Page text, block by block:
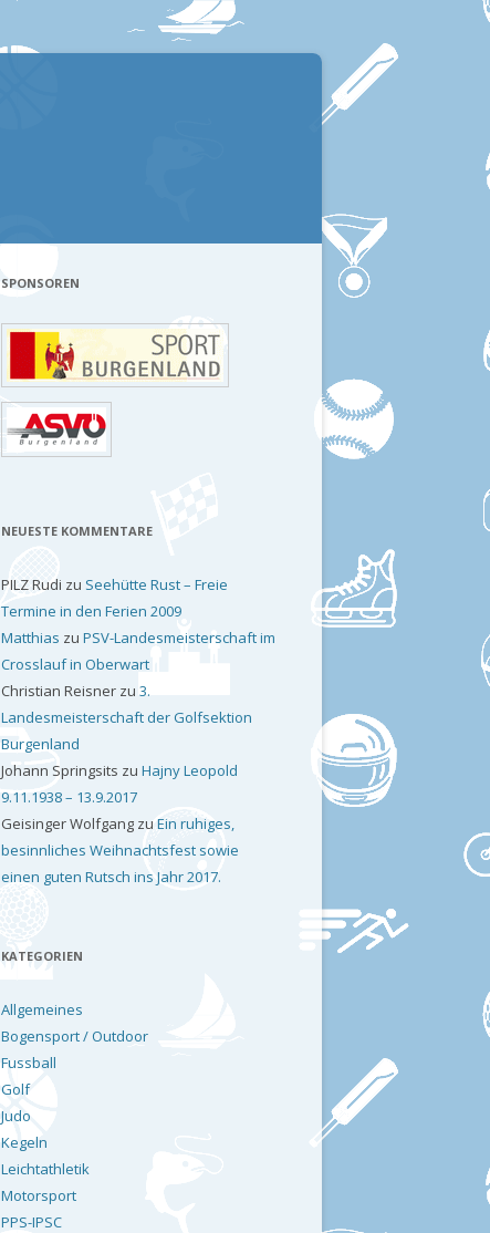
SPONSOREN
NEUESTE KOMMENTARE
PILZ Rudi zu Seehütte Rust – Freie
Termine in den Ferien 2009
Matthias zu PSV-Landesmeisterschaft im
Crosslauf in Oberwart
Christian Reisner zu 3.
Landesmeisterschaft der Golfsektion
Burgenland
Johann Springsits zu Hajny Leopold
9.11.1938 – 13.9.2017
Geisinger Wolfgang zu Ein ruhiges,
besinnliches Weihnachtsfest sowie
einen guten Rutsch ins Jahr 2017.
KATEGORIEN
Allgemeines
Bogensport / Outdoor
Fussball
Golf
Judo
Kegeln
Leichtathletik
Motorsport
PPS-IPSC